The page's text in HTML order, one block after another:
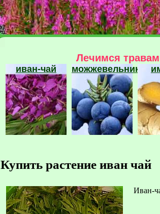
Лечимся
иван-чай можжевельник
Купить растение иван чай
Иван-